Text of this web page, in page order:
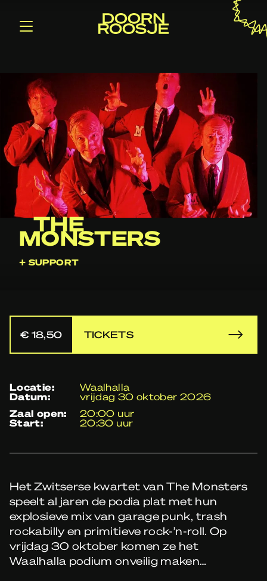
THE
MONSTERS
+ SUPPORT
€ 18,50 TICKETS
locatie: Waalhalla
datum:
vrijdag 30 oktober 2026
zaal open:
20:00 uur
start: 20:30 uur
Het Zwitserse kwartet van The Monsters
speelt al jaren de podia plat met hun
explosieve mix van garage punk, trash
rockabilly en primitieve rock-’n-roll. Op
vrijdag 30 oktober komen ze het
Waalhalla podium onveilig maken…